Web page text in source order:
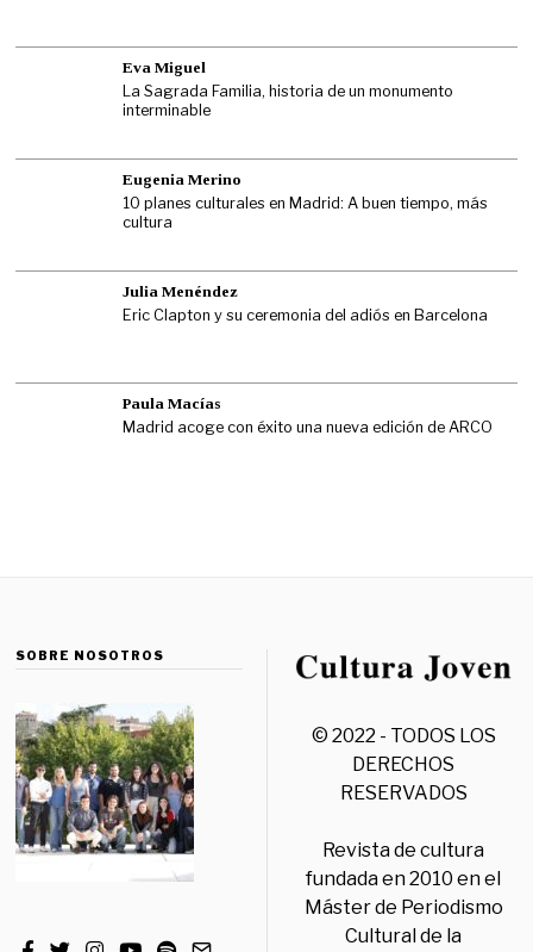
Eva Miguel
La Sagrada Familia, historia de un monumento
interminable
Eugenia Merino
10 planes culturales en Madrid: A buen tiempo, más
cultura
Julia Menéndez
Eric Clapton y su ceremonia del adiós en Barcelona
Paula Macías
Madrid acoge con éxito una nueva edición de ARCO
SOBRE NOSOTROS
© 2022 - TODOS LOS
DERECHOS
RESERVADOS
Revista de cultura
fundada en 2010 en el
Máster de Periodismo
Cultural de la